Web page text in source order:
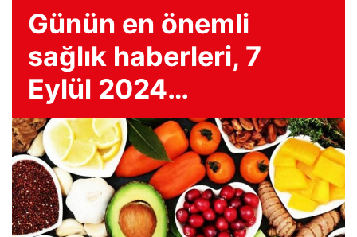
Günün en önemli
sağlık haberleri, 7
Eylül 2024…